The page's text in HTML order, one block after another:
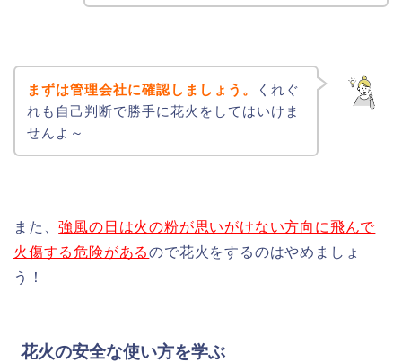
まずは管理会社に確認しましょう。
くれぐ
れも自己判断で勝手に花火をしてはいけま
せんよ～
また、強風の日は火の粉が思いがけない方向に飛んで
火傷する危険があるので花火をするのはやめましょ
う！
花火の安全な使い方を学ぶ